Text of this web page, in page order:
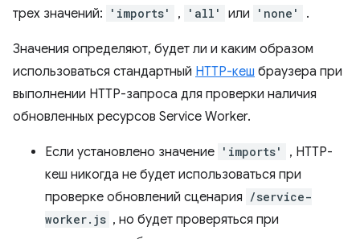
трех значений:
'imports' , 'all' или 'none' .
Значения определяют, будет ли и каким образом
использоваться стандартный HTTP-кеш браузера при
выполнении HTTP-запроса для проверки наличия
обновленных ресурсов Service Worker.
Если установлено значение 'imports'
, HTTP-
кеш никогда не будет использоваться при
проверке обновлений сценария /service-
worker.js , но будет проверяться при